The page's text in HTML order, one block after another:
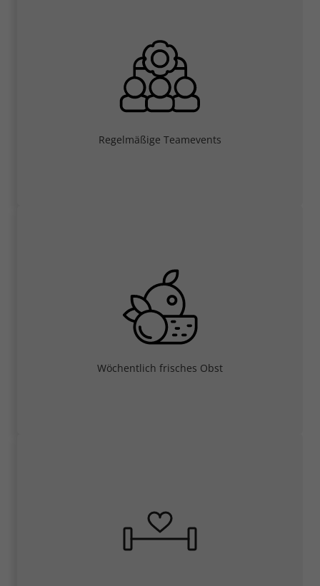
Regelmäßige Teamevents
Wöchentlich frisches Obst